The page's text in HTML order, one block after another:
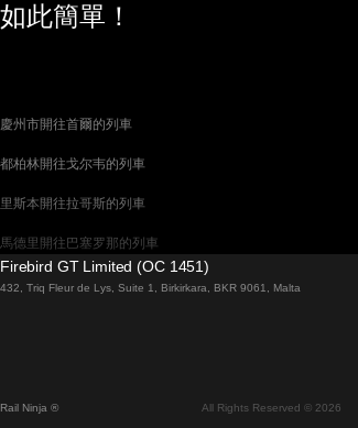
如此簡單！
慶州市開往首爾的列車
都柏林開往戈尔韦的列車
里斯本開往拉哥斯的列車
馬德里開往巴塞罗那的列車
巴塞罗那開往馬德里的列車
首爾開往蔚山廣域市的列車
Firebird GT Limited (OC 1451)
432, Triq Fleur de Lys, Suite 1, Birkirkara, BKR 9061, Malta
Rail Ninja ® All Rights Reserved © 2026